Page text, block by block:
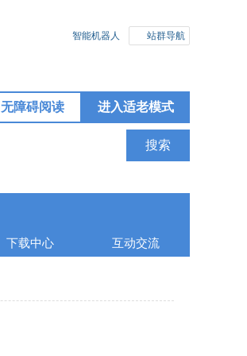
站群导航
智能机器人
进入适老模式
无障碍阅读
下载中心 互动交流